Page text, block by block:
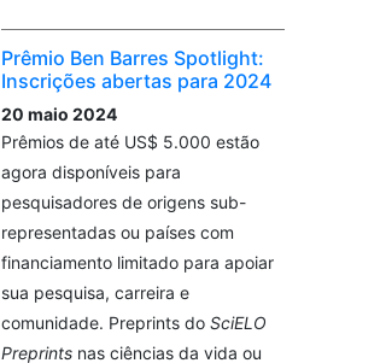
Prêmio Ben Barres Spotlight:
Inscrições abertas para 2024
20 maio 2024
Prêmios de até US$ 5.000 estão
agora disponíveis para
pesquisadores de origens sub-
representadas ou países com
financiamento limitado para apoiar
sua pesquisa, carreira e
comunidade. Preprints do SciELO
Preprintsnas ciências da vida ou